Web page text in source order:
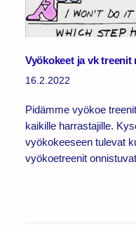
Vyökokeet ja vk treenit
16.2.2022
Pidämme vyökoe
kaikille harrastajille.
vyökokeeseen tulevat
vyökoetreenit